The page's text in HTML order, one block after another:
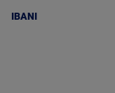
IBANI